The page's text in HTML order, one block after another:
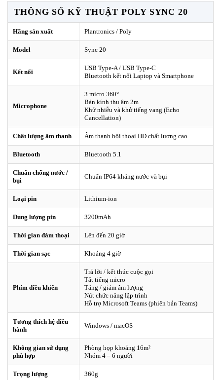
THÔNG SỐ KỸ THUẬT POLY SYNC 20
Hãng sản xuất Plantronics / Poly
Model Sync 20
Kết nối
USB Type-A / USB Type-C
Bluetooth kết nối Laptop và Smartphone
Microphone
3 micro 360°
Bán kính thu âm 2m
Khử nhiễu và khử tiếng vang (Echo
Cancellation)
Chất lượng âm thanh Âm thanh hội thoại HD chất lượng cao
Bluetooth Bluetooth 5.1
Chuẩn chống nước /
bụi
Chuẩn IP64 kháng nước và bụi
Loại pin Lithium-ion
Dung lượng pin 3200mAh
Thời gian đàm thoại Lên đến 20 giờ
Thời gian sạc Khoảng 4 giờ
Phím điều khiển
Trả lời / kết thúc cuộc gọi
Tắt tiếng micro
Tăng / giảm âm lượng
Nút chức năng lập trình
Hỗ trợ Microsoft Teams (phiên bản Teams)
Tương thích hệ điều
hành
Windows / macOS
Không gian sử dụng
phù hợp
Phòng họp khoảng 16m²
Nhóm 4 – 6 người
Trọng lượng 360g